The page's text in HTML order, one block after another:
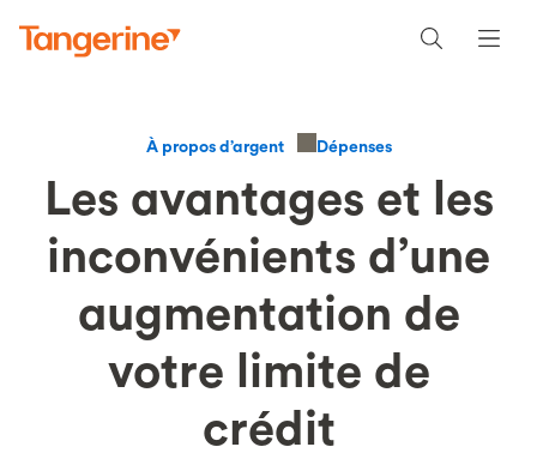
À propos d’argent Dépenses
Les avantages et les
inconvénients d’une
augmentation de
votre limite de
crédit